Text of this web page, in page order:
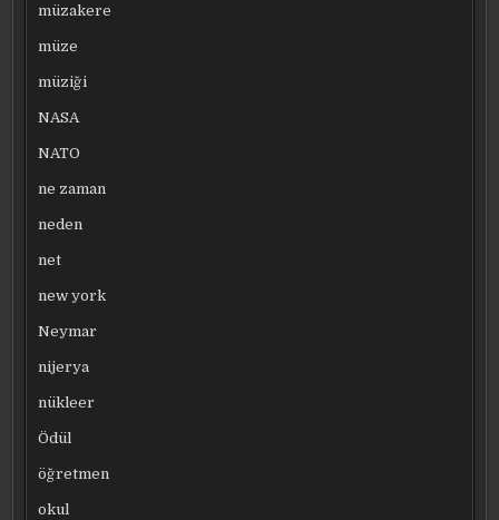
müzakere
müze
müziği
NASA
NATO
ne zaman
neden
net
new york
Neymar
nijerya
nükleer
Ödül
öğretmen
okul